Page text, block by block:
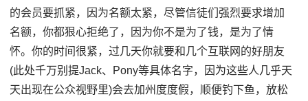
的会员要抓紧，因为名额太紧，尽管信徒们强烈要求增加
名额，你都狠心拒绝了，因为你不是为了钱，是为了情
怀。你的时间很紧，过几天你就要和几个互联网的好朋友
(此处千万别提Jack、Pony等具体名字，因为这些人几乎天
天出现在公众视野里)会去加州度度假，顺便钓下鱼，放松